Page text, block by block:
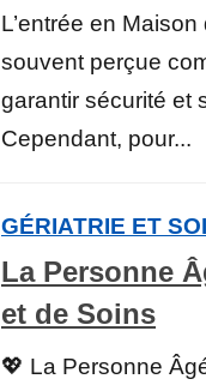
L’entrée en
souvent perçue
garantir sécurité et
Cependant, pour...
GÉRIATRIE ET
La Personne
et de Soins
💖 La Personne